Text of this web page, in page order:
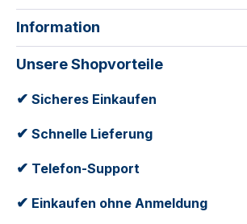
Information
Unsere Shopvorteile
✔ Sicheres Einkaufen
✔ Schnelle Lieferung
✔ Telefon-Support
✔ Einkaufen ohne Anmeldung